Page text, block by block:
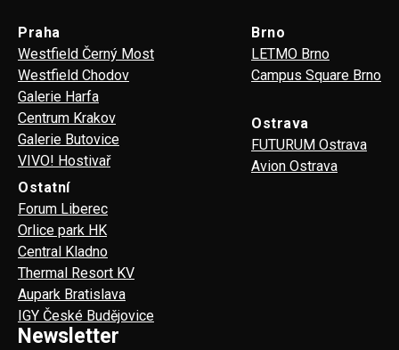
Praha
Westfield Černý Most
Westfield Chodov
Galerie Harfa
Centrum Krakov
Galerie Butovice
VIVO! Hostivař
Brno
LETMO Brno
Campus Square Brno
Ostrava
FUTURUM Ostrava
Avion Ostrava
Ostatní
Forum Liberec
Orlice park HK
Central Kladno
Thermal Resort KV
Aupark Bratislava
IGY České Budějovice
Newsletter